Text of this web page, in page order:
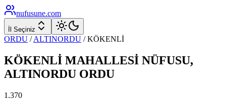
nufusune.com
İl Seçiniz
ORDU / ALTINORDU /KÖKENLİ
KÖKENLİ MAHALLESİ NÜFUSU,
ALTINORDU ORDU
1.370